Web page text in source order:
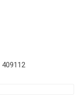
409112